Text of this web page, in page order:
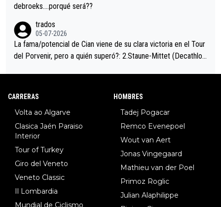
debroeks….porqué será??
trados
05-07-2026
La fama/potencial de Cian viene de su clara victoria en el Tour
del Porvenir, pero a quién superó?: 2.Staune-Mittet (Decathlon,
8.Lenny Martinez (Bahrein), 9. Van Belle (Visma), 10. Vacek (Li
CARRERAS
Volta ao Algarve
Clasica Jaén Paraiso
Interior
Tour of Turkey
Giro del Veneto
Veneto Classic
Il Lombardia
Mundial de Ciclismo
HOMBRES
Tadej Pogacar
Remco Evenepoel
Wout van Aert
Jonas Vingegaard
Mathieu van der Poel
Primoz Roglic
Julian Alaphilippe